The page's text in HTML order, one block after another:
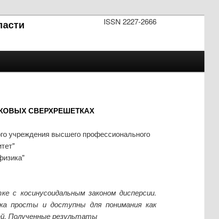
ISSN 2227-2666
СВЕРХРЕШЕТКАХ
учреждения высшего профессионального
косинусоидальным законом дисперсии.
просты и доступны для понимания как
Полученные результаты